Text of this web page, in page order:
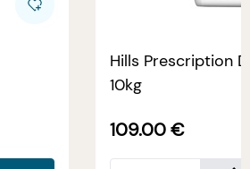
Hills Prescription
10kg
109.00 €